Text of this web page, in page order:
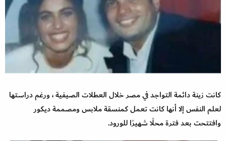
كانت زينة دائمة التواجد في مصر خلال العطلات الصيفية ، ورغم دراستها
لعلم النفس إلا أنها كانت تعمل كمنسقة ملابس ومصممة ديكور
وافتتحت بعد فترة محلًا شهيرًا للورود.